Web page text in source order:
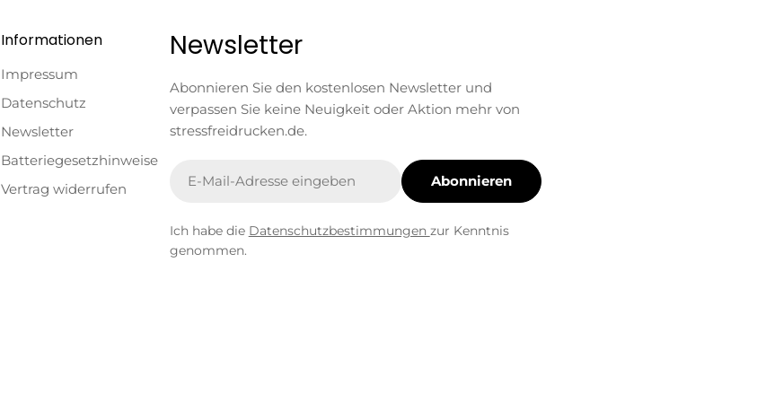
Informationen
Impressum
Datenschutz
Newsletter
Batteriegesetzhinweise
Vertrag widerrufen
Newsletter
Abonnieren Sie den kostenlosen Newsletter und
verpassen Sie keine Neuigkeit oder Aktion mehr von
stressfreidrucken.de.
Mail
Abonnieren
Ich habe die Datenschutzbestimmungen zur Kenntnis
genommen.